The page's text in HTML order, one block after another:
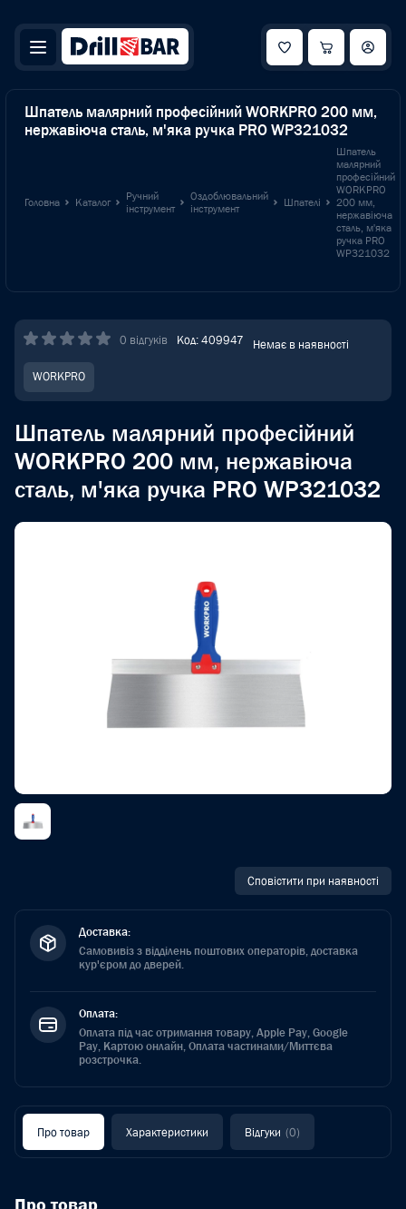
Шпатель малярний професійний WORKPRO 200 мм,
нержавіюча сталь, м'яка ручка PRO WP321032
Головна Каталог
Ручний
інструмент
Оздоблювальний
інструмент
Шпателі
Шпатель
малярний
професійний
WORKPRO
200 мм,
нержавіюча
сталь, м'яка
ручка PRO
WP321032
0 відгуків Код: 409947 Немає в наявності
WORKPRO
Шпатель малярний професійний
WORKPRO 200 мм, нержавіюча
сталь, м'яка ручка PRO WP321032
Сповістити при наявності
Доставка:
Самовивіз з відділень поштових операторів, доставка
кур'єром до дверей.
Оплата:
Оплата під час отримання товару, Apple Pay, Google
Pay, Картою онлайн, Оплата частинами/Миттєва
розстрочка.
Про товар Характеристики Відгуки (0)